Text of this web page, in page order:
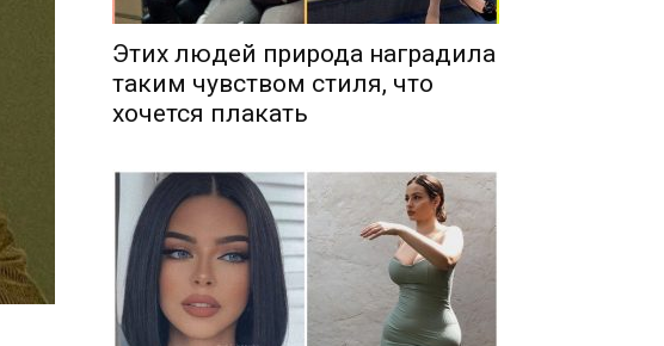
Этих людей природа наградила
таким чувством стиля, что
хочется плакать